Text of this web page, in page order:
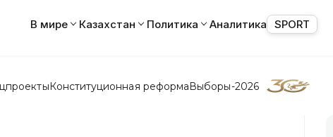
В мире Казахстан Политика Аналитика SPORT
Конституционная реформаВыборы-2026